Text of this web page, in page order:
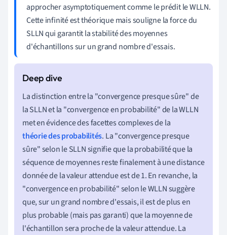
approcher asymptotiquement comme le prédit le WLLN.
Cette infinité est théorique mais souligne la force du
SLLN qui garantit la stabilité des moyennes
d'échantillons sur un grand nombre d'essais.
La distinction entre la "convergence presque sûre" de
la SLLN et la "convergence en probabilité" de la WLLN
met en évidence des facettes complexes de la
théorie des probabilités. La "convergence presque
sûre" selon le SLLN signifie que la probabilité que la
séquence de moyennes reste finalement à une distance
donnée de la valeur attendue est de 1. En revanche, la
"convergence en probabilité" selon le WLLN suggère
que, sur un grand nombre d'essais, il est de plus en
plus probable (mais pas garanti) que la moyenne de
l'échantillon sera proche de la valeur attendue. La